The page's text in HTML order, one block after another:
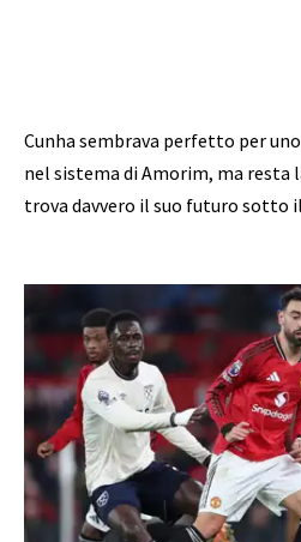
Cunha sembrava perfetto per
nel sistema di Amorim, ma resta
trova davvero il suo futuro sotto